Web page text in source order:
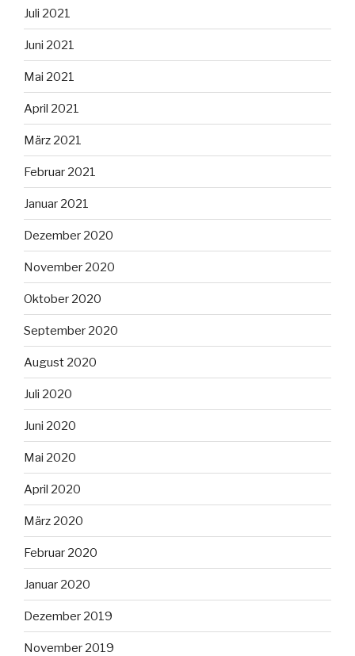
Juli 2021
Juni 2021
Mai 2021
April 2021
März 2021
Februar 2021
Januar 2021
Dezember 2020
November 2020
Oktober 2020
September 2020
August 2020
Juli 2020
Juni 2020
Mai 2020
April 2020
März 2020
Februar 2020
Januar 2020
Dezember 2019
November 2019